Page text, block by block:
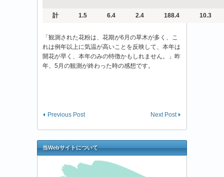
計 1.5 6.4 2.4 188.4 10.3
「観測された花粉は、花期が6月の草木が多く、こ
れは例年以上に気温が高いことを反映して、本年は
開花が早く、本年のみの特徴かもしれません。」昨
年、5月の観測が終わった時の感想です。
Next Post
Previous Post
当Webサイトについて